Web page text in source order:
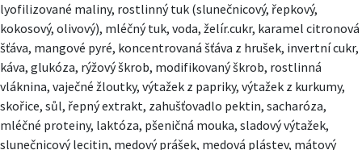
lyofilizované maliny, rostlinný tuk (slunečnicový, řepkový,
kokosový, olivový), mléčný tuk, voda, želír.cukr, karamel citronová
šťáva, mangové pyré, koncentrovaná šťáva z hrušek, invertní cukr,
káva, glukóza, rýžový škrob, modifikovaný škrob, rostlinná
vláknina, vaječné žloutky, výtažek z papriky, výtažek z kurkumy,
skořice, sůl, řepný extrakt, zahušťovadlo pektin, sacharóza,
mléčné proteiny, laktóza, pšeničná mouka, sladový výtažek,
slunečnicový lecitin, medový prášek, medová plástev, mátový